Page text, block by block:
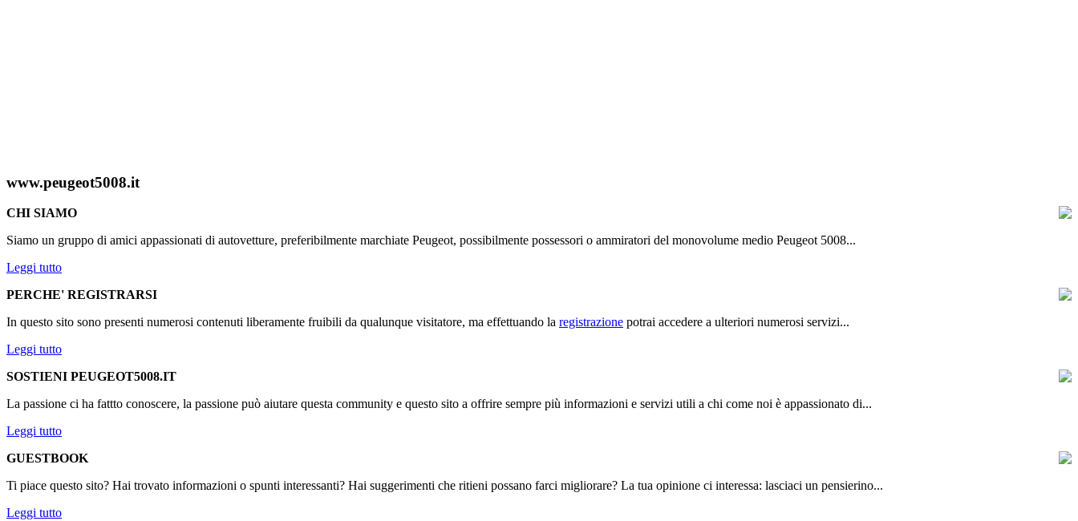
www.peugeot5008.it
CHI SIAMO
Siamo un gruppo di amici appassionati di autovetture, preferibilmente marchiate Peugeot, possibilmente possessori o ammiratori del monovolume medio Peugeot 5008...
Leggi tutto
PERCHE' REGISTRARSI
In questo sito sono presenti numerosi contenuti liberamente fruibili da qualunque visitatore, ma effettuando la registrazione potrai accedere a ulteriori numerosi servizi...
Leggi tutto
SOSTIENI PEUGEOT5008.IT
La passione ci ha fattto conoscere, la passione può aiutare questa community e questo sito a offrire sempre più informazioni e servizi utili a chi come noi è appassionato di...
Leggi tutto
GUESTBOOK
Ti piace questo sito? Hai trovato informazioni o spunti interessanti? Hai suggerimenti che ritieni possano farci migliorare? La tua opinione ci interessa: lasciaci un pensierino...
Leggi tutto